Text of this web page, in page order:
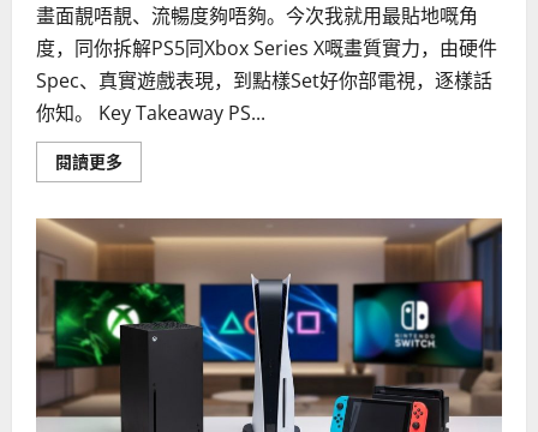
畫面靚唔靚、流暢度夠唔夠。今次我就用最貼地嘅角
度，同你拆解PS5同Xbox Series X嘅畫質實力，由硬件
Spec、真實遊戲表現，到點樣Set好你部電視，逐樣話
你知。 Key Takeaway PS...
閱讀更多Read
more
年
PS5
vs
Xbox
Series
X
畫
拼：